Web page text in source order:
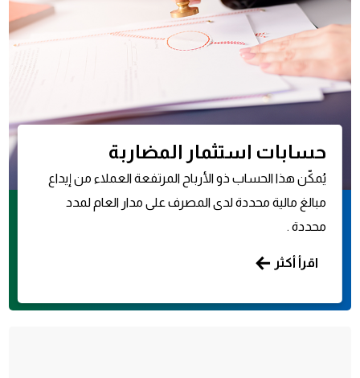
حسابات استثمار المضاربة
يُمكّن هذا الحساب ذو الأرباح المرتفعة العملاء من إيداع
مبالغ مالية محددة لدى المصرف على مدار العام لمدد
محددة .
اقرأ أكثر